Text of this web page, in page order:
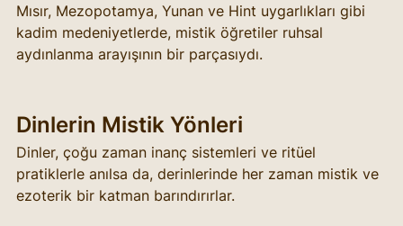
Mısır, Mezopotamya, Yunan ve Hint uygarlıkları gibi
kadim medeniyetlerde, mistik öğretiler ruhsal
aydınlanma arayışının bir parçasıydı.
Dinlerin Mistik Yönleri
Dinler, çoğu zaman inanç sistemleri ve ritüel
pratiklerle anılsa da, derinlerinde her zaman mistik ve
ezoterik bir katman barındırırlar.